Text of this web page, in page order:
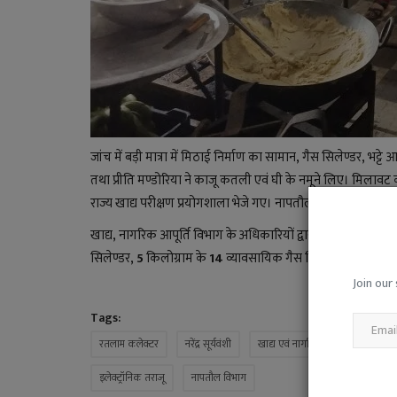
Join
जांच में बड़ी मात्रा में मिठाई निर्माण का सामान,गैस सिलेण्डर,भट्टे
तथा प्रीति मण्डोरिया ने काजू कतली एवं घी के नमूने लिए।
राज्य खाद्य परीक्षण प्रयोगशाला भेजे गए। नापतौल विभाग के
खाद्य,नागरिक आपूर्ति विभाग के अधिकारियों द्वारा अनमोल पिता
सिलेण्डर, 5किलोग्राम के14व्यावसायिक गैस सिलेण्डर तथा
Tags:
रतलाम कलेक्टर नरेंद्र सूर्यवंशी खाद्य एवं नागरिक आपूर्ति विभाग
इलेक्ट्रॉनिक तराजू
नापतौल विभाग